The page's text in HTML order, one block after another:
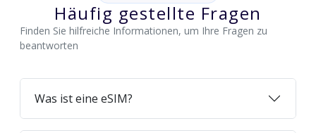
Häufig gestellte Fragen
Finden Sie hilfreiche Informationen, um Ihre Fragen zu
beantworten
Was ist eine eSIM?